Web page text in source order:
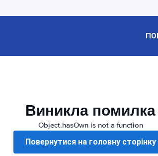
Виникла помилка
Object.hasOwn is not a function
Повернутися на головну сторінку